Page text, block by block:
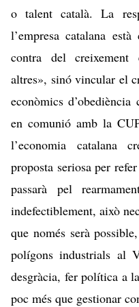
o talent català. La
l’empresa catalana
contra del creixement
altres», sinó vincular el
econòmics
en comunió amb la
l’economia catalana
proposta seriosa per
passarà pel
indefectiblement, això
que només serà
polígons industrials
desgràcia, fer política a
poc més que gestionar